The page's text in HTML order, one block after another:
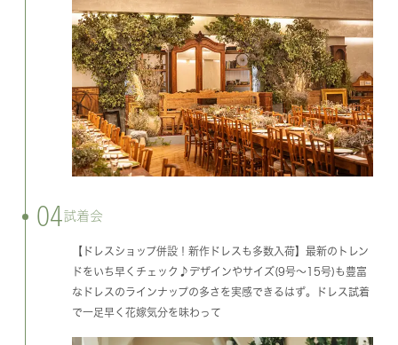
04試着会
【ドレスショップ併設！新作ドレスも多数入荷】最新のトレン
ドをいち早くチェック♪デザインやサイズ(9号～15号)も豊富
なドレスのラインナップの多さを実感できるはず。ドレス試着
で一足早く花嫁気分を味わって